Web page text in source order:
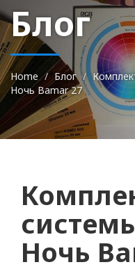
Блог
Home Блог
Ночь Bamar 27
Ночь